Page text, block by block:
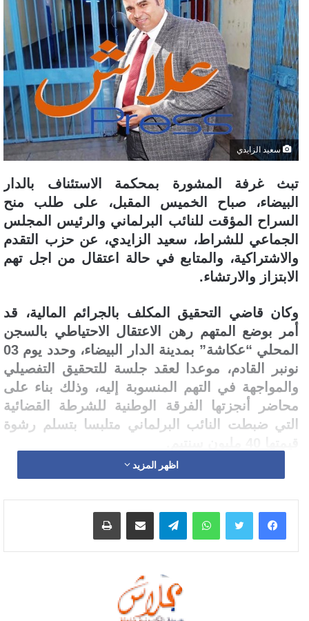
سعيد الزايدي
تبث غرفة المشورة بمحكمة الاستئناف بالدار
البيضاء، صباح الخميس المقبل، على طلب منح
السراح المؤقت للنائب البرلماني والرئيس المجلس
الجماعي للشراط، سعيد الزايدي، عن حزب التقدم
والاشتراكية، والمتابع في حالة اعتقال من اجل تهم
الابتزاز والارتشاء.
وكان قاضي التحقيق المكلف بالجرائم المالية، قد
أمر بوضع المتهم رهن الاعتقال الاحتياطي بالسجن
المحلي “عكاشة” بمدينة الدار البيضاء، وحدد يوم 03
نونبر القادم، موعدا لعقد جلسة للتحقيق التفصيلي
والمواجهة في التهم المنسوبة إليه، وذلك بناء على
محاضر أنجزتها الفرقة الوطنية للشرطة القضائية
التي ضبطت النائب البرلماني متلبسا بتسلم رشوة
وعلمت علاش بريس، ان قاضي التحقيق رفض تمتيع
سعيد الزايدي بالسراح المؤقت بناء على طلب
دفاعه، حيث تم البث في القرار الاربعاء الماضي.
وقالت مصادر قانونية للجريدة، ان قاضي التحقيق
أوامر الموكولة اليه والمتعلقة
الأمر بالإيداع في السجن. المنصوص
اظهر المزيد
واتساب تيلقرام مشاركة عبر البريد طباعة